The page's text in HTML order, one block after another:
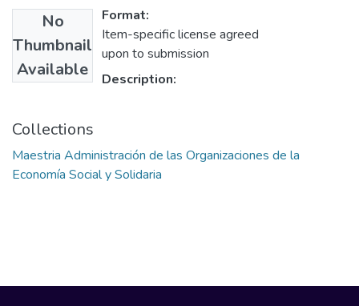
No
Thumbnail
Available
Format:
Item-specific license agreed
upon to submission
Description:
Collections
Maestria Administración de las Organizaciones de la
Economía Social y Solidaria